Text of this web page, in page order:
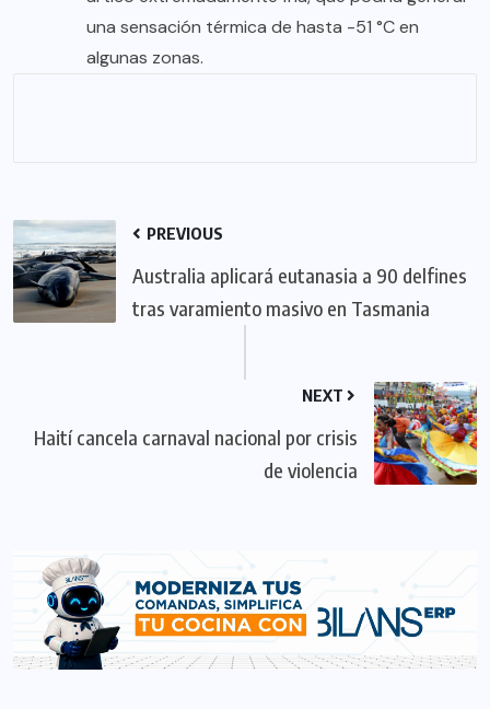
una sensación térmica de hasta -51 °C en
algunas zonas.
PREVIOUS
Australia aplicará eutanasia a 90 delfines
tras varamiento masivo en Tasmania
NEXT
Haití cancela carnaval nacional por crisis
de violencia